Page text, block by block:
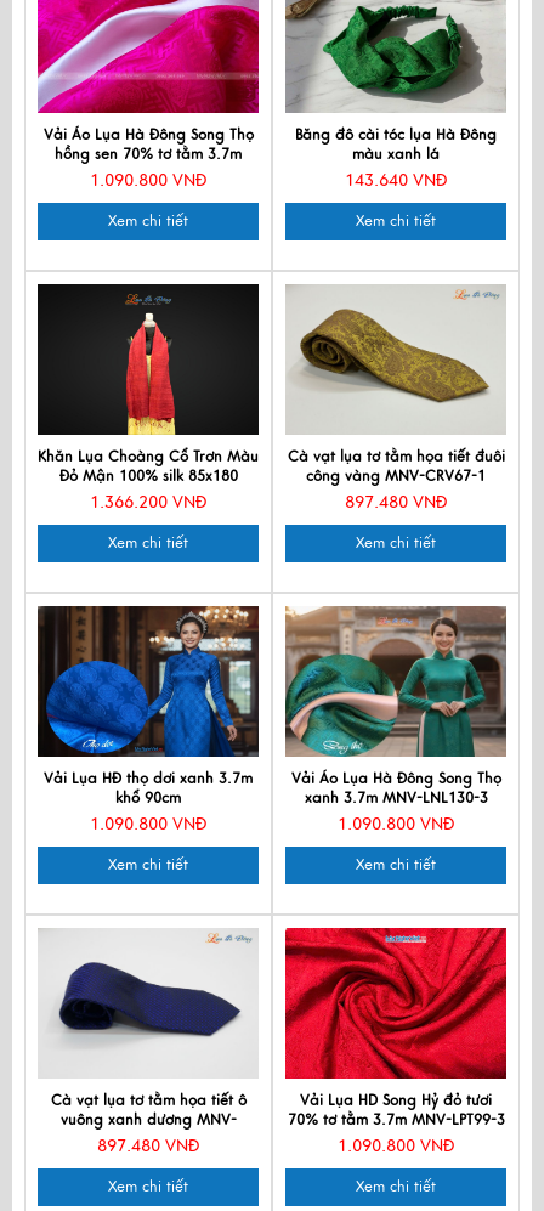
Vải Áo Lụa Hà Đông Song Thọ
hồng sen 70% tơ tằm 3.7m
MNV-LNL130-4
1.090.800 VNĐ
Xem chi tiết
Băng đô cài tóc lụa Hà Đông
màu xanh lá
143.640 VNĐ
Xem chi tiết
Khăn Lụa Choàng Cổ Trơn Màu
Đỏ Mận 100% silk 85x180
MNV-KLPT002-5
1.366.200 VNĐ
Xem chi tiết
Cà vạt lụa tơ tằm họa tiết đuôi
công vàng MNV-CRV67-1
897.480 VNĐ
Xem chi tiết
Vải Lụa HĐ thọ dơi xanh 3.7m
khổ 90cm
1.090.800 VNĐ
Xem chi tiết
Vải Áo Lụa Hà Đông Song Thọ
xanh 3.7m MNV-LNL130-3
1.090.800 VNĐ
Xem chi tiết
Cà vạt lụa tơ tằm họa tiết ô
vuông xanh dương MNV-
CRV43
897.480 VNĐ
Xem chi tiết
Vải Lụa HD Song Hỷ đỏ tươi
70% tơ tằm 3.7m MNV-LPT99-3
1.090.800 VNĐ
Xem chi tiết